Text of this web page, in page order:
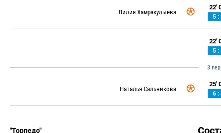
Лилия Хамракулыева
22'
5 :
22'
5 :
3
Наталья Сальникова
25'
6 :
"Торпедо"